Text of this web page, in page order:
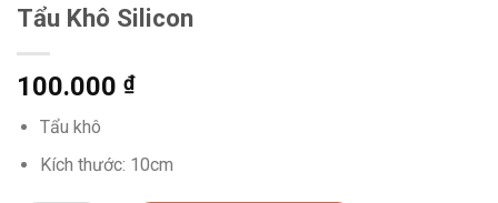
Tẩu Khô Silicon
100.000 ₫
Tẩu khô
Kích thước: 10cm